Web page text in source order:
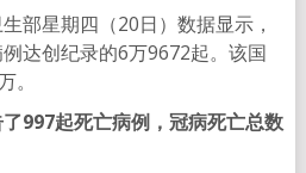
部星期四（20日）数据显示，
达创纪录的6万9672起。该国
。
997起死亡病例，冠病死亡总数